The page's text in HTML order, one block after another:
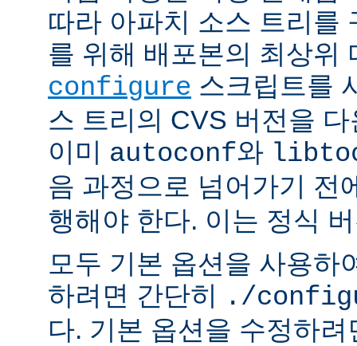
따라 아파치 소스 트리를
를 위해 배포본의 최상위
configure 스크립트를
스 트리의 CVS 버전을
이미 autoconf와
음 과정으로 넘어가기 전
행해야 한다. 이는 정식
모두 기본 옵션을 사용하
하려면 간단히 ./
다. 기본 옵션을 수정하